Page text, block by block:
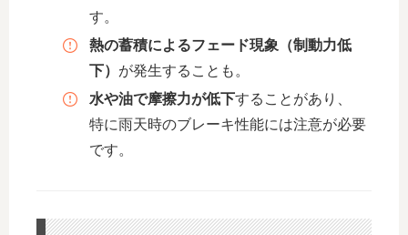
す。
熱の蓄積によるフェード現象（制動力低
下） が発生することも。
水や油で摩擦力が低下することがあり、
特に雨天時のブレーキ性能には注意が必要
です。